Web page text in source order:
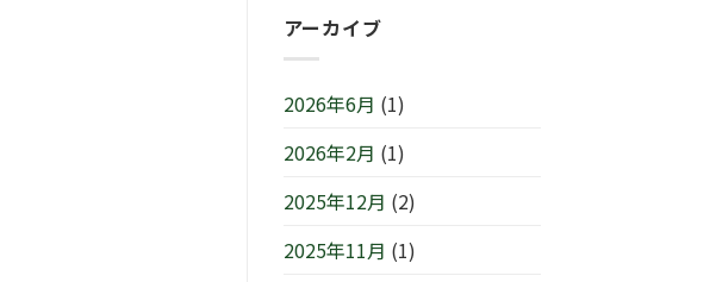
ョ
横
元
は
3
月
(日)
4
は
お
せ
す
アーカイブ
2026年6月 (1)
2026年2月 (1)
2025年12月 (2)
2025年11月 (1)